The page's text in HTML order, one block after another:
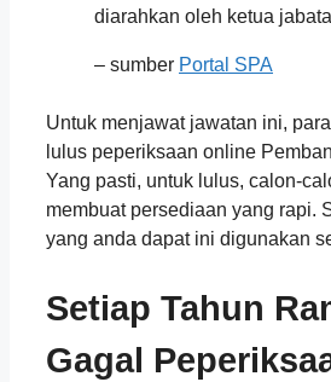
diarahkan oleh ketua
– sumber Portal SPA
Untuk menjawat jawatan ini,
lulus peperiksaan online
Yang pasti, untuk lulus, calon-
membuat persediaan yang rapi.
yang anda dapat ini digunakan
Setiap Tahun
Gagal